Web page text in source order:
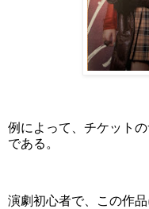
例によって、チケット
である。
演劇初心者で、この作